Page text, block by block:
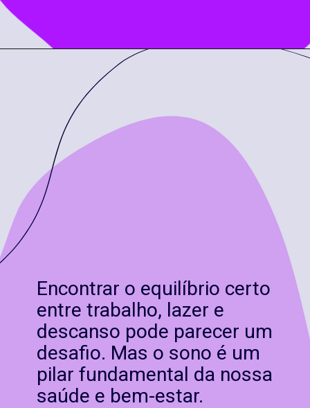
Encontrar o equilíbrio certo
entre trabalho, lazer e
descanso pode parecer um
desafio. Mas o sono é um
pilar fundamental da nossa
saúde e bem-estar.